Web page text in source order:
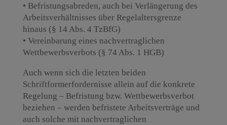
• Befristungsabreden, auch bei Verlängerung des
Arbeitsverhältnisses über Regelaltersgrenze
hinaus (§ 14 Abs. 4 TzBfG)
• Vereinbarung eines nachvertraglichen
Wettbewerbsverbots (§ 74 Abs. 1 HGB)
Auch wenn sich die letzten beiden
Schriftformerfordernisse allein auf die konkrete
Regelung – Befristung bzw. Wettbewerbsverbot
beziehen – werden befristete Arbeitsverträge und
auch solche mit nachvertraglichen